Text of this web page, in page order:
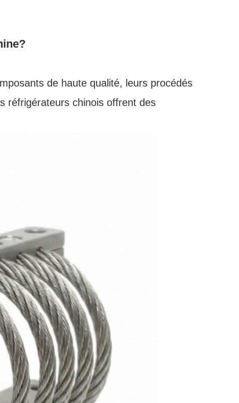
de haute qualité, leurs procédés
réfrigérateurs chinois offrent des